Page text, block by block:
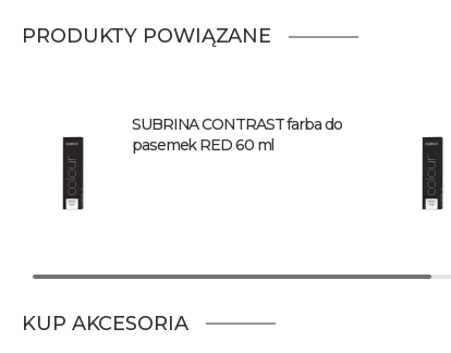
PRODUKTY POWIĄZANE
SUBRINA CONTRAST farba do
pasemek RED 60 ml
KUP AKCESORIA